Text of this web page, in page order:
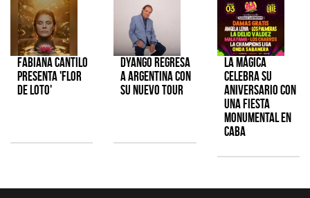
Fabiana Cantilo
presenta 'Flor
de Loto'
Dyango regresa
a Argentina con
su nuevo tour
La Mágica
celebra su
aniversario con
una fiesta
monumental en
CABA